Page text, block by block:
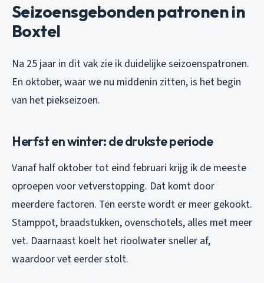
Seizoensgebonden patronen in
Boxtel
Na 25 jaar in dit vak zie ik duidelijke seizoenspatronen.
En oktober, waar we nu middenin zitten, is het begin
van het piekseizoen.
Herfst en winter: de drukste periode
Vanaf half oktober tot eind februari krijg ik de meeste
oproepen voor vetverstopping. Dat komt door
meerdere factoren. Ten eerste wordt er meer gekookt.
Stamppot, braadstukken, ovenschotels, alles met meer
vet. Daarnaast koelt het rioolwater sneller af,
waardoor vet eerder stolt.